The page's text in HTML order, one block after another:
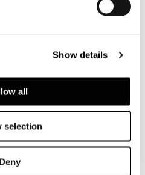
Show details
all
selection
Deny